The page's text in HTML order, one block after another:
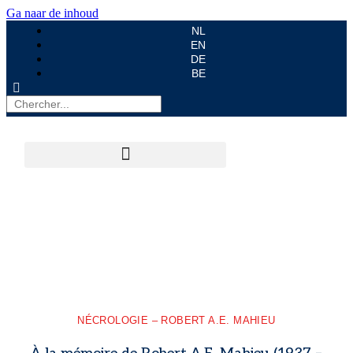
Ga naar de inhoud
NL
EN
DE
BE
NÉCROLOGIE – ROBERT A.E. MAHIEU